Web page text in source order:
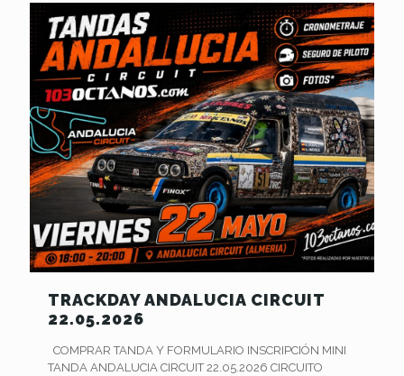
TRACKDAY ANDALUCIA CIRCUIT
22.05.2026
COMPRAR TANDA Y FORMULARIO INSCRIPCIÓN MINI
TANDA ANDALUCIA CIRCUIT 22.05.2026 CIRCUITO